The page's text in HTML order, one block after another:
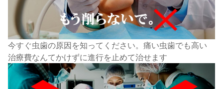
今すぐ虫歯の原因を知ってください。痛い虫歯でも高い
治療費なんてかけずに進行を止めて治せます